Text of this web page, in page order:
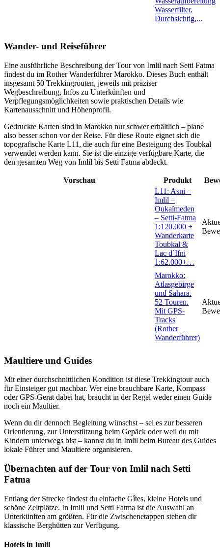
Wasserfilter,
Durchsichtig,...
Wander- und Reiseführer
Eine ausführliche Beschreibung der Tour von Imlil nach Setti Fatma
findest du im Rother Wanderführer Marokko. Dieses Buch enthält
insgesamt 50 Trekkingrouten, jeweils mit präziser
Wegbeschreibung, Infos zu Unterkünften und
Verpflegungsmöglichkeiten sowie praktischen Details wie
Kartenausschnitt und Höhenprofil.
Gedruckte Karten sind in Marokko nur schwer erhältlich – plane
also besser schon vor der Reise. Für diese Route eignet sich die
topografische Karte L11, die auch für eine Besteigung des Toubkal
verwendet werden kann. Sie ist die einzige verfügbare Karte, die
den gesamten Weg von Imlil bis Setti Fatma abdeckt.
Vorschau Produkt
L11: Asni –
Imlil –
Oukaïmeden
– Setti-Fatma
1:120.000 +
Wanderkarte
Toubkal &
Lac d`Ifni
1:62.000+…
Marokko:
Atlasgebirge
und Sahara.
52 Touren.
Mit GPS-
Tracks
(Rother
Wanderführer)
Maultiere und Guides
Mit einer durchschnittlichen Kondition ist diese Trekkingtour auch
für Einsteiger gut machbar. Wer eine brauchbare Karte, Kompass
oder GPS-Gerät dabei hat, braucht in der Regel weder einen Guide
noch ein Maultier.
Wenn du dir dennoch Begleitung wünschst – sei es zur besseren
Orientierung, zur Unterstützung beim Gepäck oder weil du mit
Kindern unterwegs bist – kannst du in Imlil beim Bureau des Guides
lokale Führer und Maultiere organisieren.
Übernachten auf der Tour von Imlil nach Setti
Fatma
Entlang der Strecke findest du einfache Gîtes, kleine Hotels und
schöne Zeltplätze. In Imlil und Setti Fatma ist die Auswahl an
Unterkünften am größten. Für die Zwischenetappen stehen dir
klassische Berghütten zur Verfügung.
Hotels in Imlil